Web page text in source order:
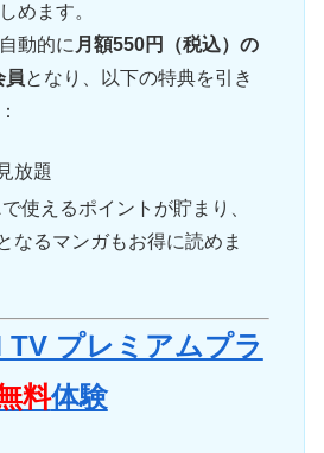
めます。
動的に 月額550円（税込）の
員となり、以下の特典を引き
放題
で使えるポイントが貯まり、
なるマンガもお得に読めま
TV プレミアムプラ
料体験